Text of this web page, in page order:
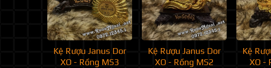
Kệ Rượu Janus Dor
XO - Rồng MS3
Kệ Rượu Janus Dor
XO - Rồng MS2
Kệ
XO -